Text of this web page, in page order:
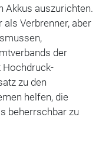
Akkus auszurichten.
Verbrenner, aber
der
Hochdruck-
zu den
helfen, die
beherrschbar zu